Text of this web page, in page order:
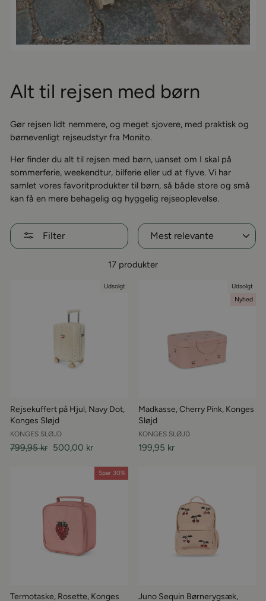
Alt til rejsen med børn
Gør rejsen lidt nemmere, og meget sjovere, med praktisk og
børnevenligt rejseudstyr fra Monito.
Her finder du alt til rejsen med børn, uanset om I skal på
sommerferie, weekendtur, bilferie eller ud at flyve. Vi har
samlet vores favoritprodukter til børn, så både store og små
kan få en mere behagelig og hyggelig rejseoplevelse.
Filter
Sorter
17 produkter
Udsolgt
Rejsekuffert på Hjul, Navy Dot,
Konges Sløjd
KONGES SLØJD
Almindelige
799,95 kr Udsalgspris
500,00 kr
Udsolgt
Nyhed
Madkasse, Cherry Pink, Konges
Sløjd
KONGES SLØJD
199,95 kr
Spar 30%
Termotaske, Rosette, Konges
Juno Sequin Børnerygsæk,